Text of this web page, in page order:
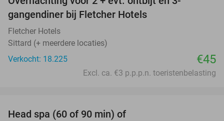
gangendiner bij Fletcher Hotels
Fletcher Hotels
Sittard (+ meerdere locaties)
Verkocht: 18.225
€45
Excl. ca. €3 p.p.p.n. toeristenbelasting
Head spa (60 of 90 min) of